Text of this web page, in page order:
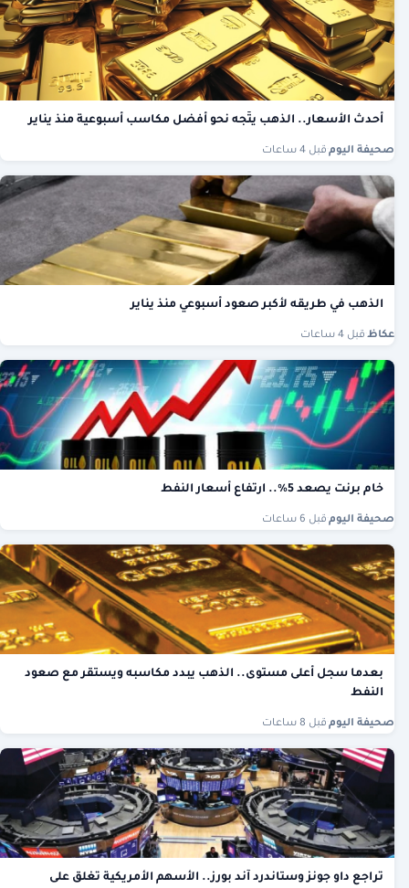
أحدث الأسعار.. الذهب يتّجه نحو أفضل مكاسب أسبوعية منذ يناير
صحيفة اليوم قبل 4 ساعات
الذهب في طريقه لأكبر صعود أسبوعي منذ يناير
عكاظ قبل 4 ساعات
خام برنت يصعد 5%.. ارتفاع أسعار النفط
صحيفة اليوم قبل 6 ساعات
بعدما سجل أعلى مستوى.. الذهب يبدد مكاسبه ويستقر مع صعود
النفط
صحيفة اليوم قبل 8 ساعات
تراجع داو جونز وستاندرد آند بورز.. الأسهم الأمريكية تغلق على